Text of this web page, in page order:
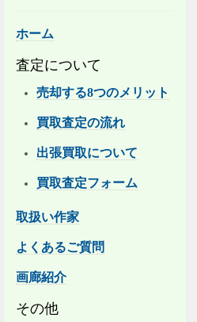
ホーム
査定について
売却する8つのメリット
買取査定の流れ
出張買取について
買取査定フォーム
取扱い作家
よくあるご質問
画廊紹介
その他